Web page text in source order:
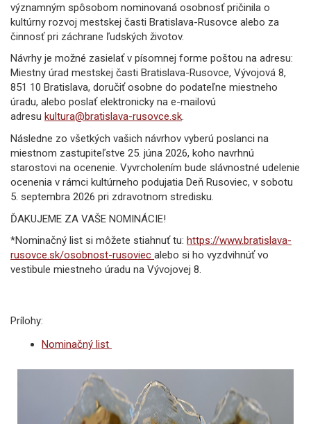
významným spôsobom nominovaná osobnosť pričinila o
kultúrny rozvoj mestskej časti Bratislava-Rusovce alebo za
činnosť pri záchrane ľudských životov.
Návrhy je možné zasielať v písomnej forme poštou na adresu:
Miestny úrad mestskej časti Bratislava-Rusovce, Vývojová 8,
851 10 Bratislava, doručiť osobne do podateľne miestneho
úradu, alebo poslať elektronicky na e-mailovú
adresu kultura@bratislava-rusovce.sk.
Následne zo všetkých vašich návrhov vyberú poslanci na
miestnom zastupiteľstve 25. júna 2026, koho navrhnú
starostovi na ocenenie. Vyvrcholením bude slávnostné udelenie
ocenenia v rámci kultúrneho podujatia Deň Rusoviec, v sobotu
5. septembra 2026 pri zdravotnom stredisku.
ĎAKUJEME ZA VAŠE NOMINÁCIE!
*Nominačný list si môžete stiahnuť tu: https://www.bratislava-
rusovce.sk/osobnost-rusoviec alebo si ho vyzdvihnúť vo
vestibule miestneho úradu na Vývojovej 8.
Prílohy:
Nominačný list